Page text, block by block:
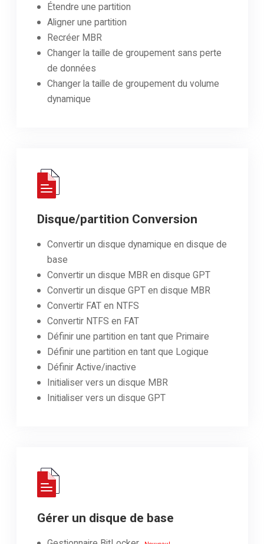
Étendre une partition
Aligner une partition
Recréer MBR
Changer la taille de groupement sans perte
de données
Changer la taille de groupement du volume
dynamique
Disque/partition Conversion
Convertir un disque dynamique en disque de
base
Convertir un disque MBR en disque GPT
Convertir un disque GPT en disque MBR
Convertir FAT en NTFS
Convertir NTFS en FAT
Définir une partition en tant que Primaire
Définir une partition en tant que Logique
Définir Active/inactive
Initialiser vers un disque MBR
Initialiser vers un disque GPT
Gérer un disque de base